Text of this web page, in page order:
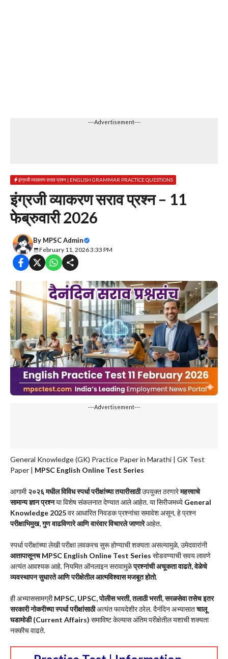
---Advertisement---
इंग्रजी व्याकरण सराव प्रश्न | ENGLISH GRAMMAR PRACTICE QUESTIONS
इंग्रजी व्याकरण सराव प्रश्न – 11
फेब्रुवारी 2026
By MPSC Admin
February 11, 2026 3:33 PM
---Advertisement---
General Knowledge (GK) Practice Paper in Marathi | GK Test
Paper | MPSC English Online Test Series
आगामी२०२६ मधील विविध स्पर्धा परीक्षांच्या तयारीसाठीउपयुक्त ठरणारेमहत्त्वाचे
सामान्य ज्ञान प्रश्नया विशेष संकलनात देण्यात आले आहेत. या सिरीजमध्ये General
Knowledge 2025वर आधारित निवडक प्रश्नांचा समावेश असून, हे प्रश्न
परीक्षाभिमुख, गुण वाढविणारे आणि वारंवार विचारले जाणारेआहेत.
स्पर्धा परीक्षांच्या लेखी परीक्षा लवकरच सुरू होण्याची शक्यता असल्यामुळे, उमेदवारांनी
आतापासूनचMPSC English Online Test Series सोडवण्याची सवय लावणे
अत्यंत आवश्यक आहे. नियमित ऑनलाइन सरावामुळेप्रश्नांची अचूकता वाढते, वेळेचे
व्यवस्थापन सुधारते आणि परीक्षेतील आत्मविश्वास मजबूत होतो.
ही अभ्याससामग्रीMPSC, UPSC, पोलीस भरती, तलाठी भरती, सरळसेवा तसेच इतर
सरकारी नोकरीच्या स्पर्धा परीक्षांसाठीअत्यंत फायदेशीर ठरेल. दैनंदिन अभ्यासातचालू
घडामोडी (Current Affairs) समाविष्ट केल्यास अंतिम परीक्षेतील यशाची शक्यता
नक्कीच वाढते.